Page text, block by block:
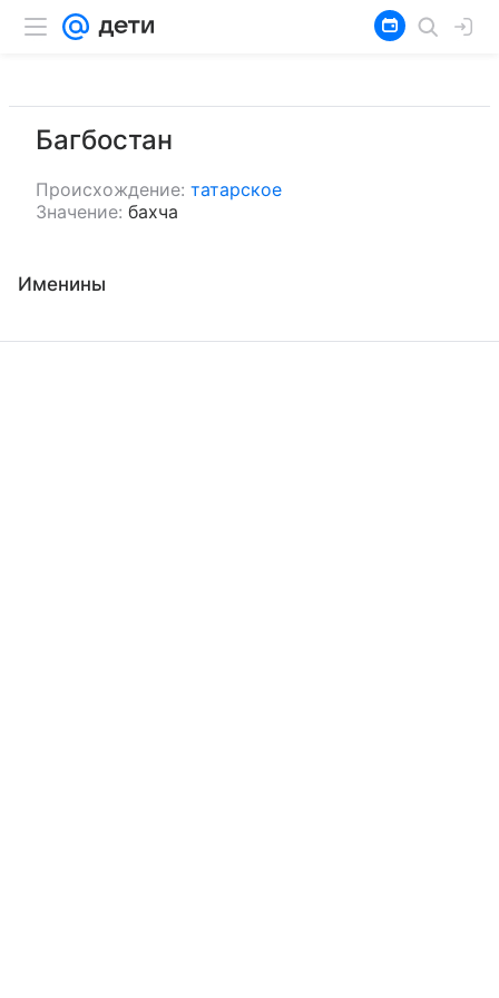
Багбостан
Происхождение: татарское
Значение: бахча
Именины